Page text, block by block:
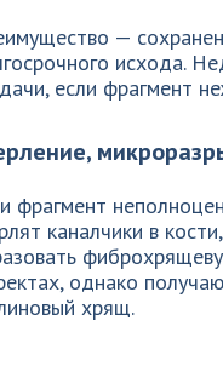
—
исхода.
если фрагмент
фрагмент
каналчики в
однако
хрящ.